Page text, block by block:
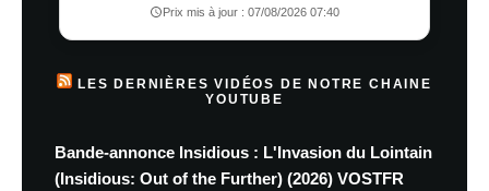
Prix mis à jour : 07/08/2026 07:40
LES DERNIÈRES VIDÉOS DE NOTRE CHAINE
YOUTUBE
Bande-annonce Insidious : L'Invasion du Lointain
(Insidious: Out of the Further) (2026) VOSTFR